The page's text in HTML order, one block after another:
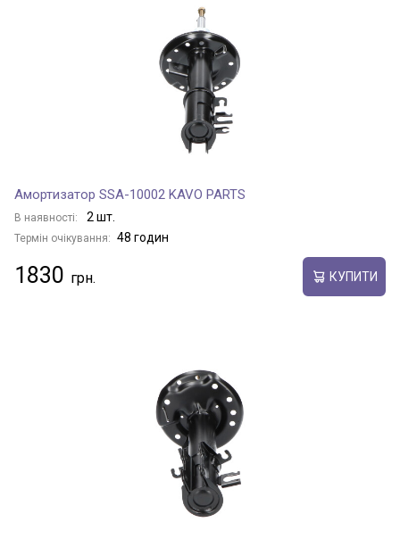
Амортизатор SSA-10002 KAVO PARTS
В наявності: 2 шт.
Термін очікування: 48 годин
1830 КУПИТИ